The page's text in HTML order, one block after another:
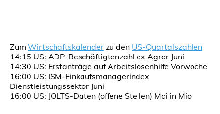
Zum Wirtschaftskalender zu den US-Quartalszahlen
14:15 US: ADP-Beschäftigtenzahl ex Agrar Juni
14:30 US: Erstanträge auf Arbeitslosenhilfe Vorwoche
16:00 US: ISM-Einkaufsmanagerindex
Dienstleistungssektor Juni
16:00 US: JOLTS-Daten (offene Stellen) Mai in Mio